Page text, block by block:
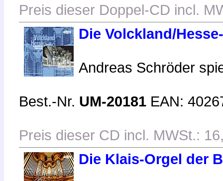
Preis dieser Doppel-CD incl.
Die Volckland/
Andreas Schröder
Best.-Nr. UM-20181 EAN:
Preis dieser CD incl. MWSt.:
Die Klais-Orgel der